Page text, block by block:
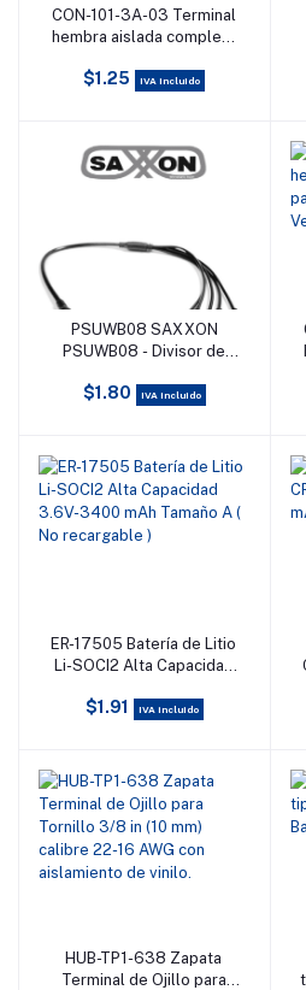
Añadir al carrito
CON-101-3A-03 Terminal
hembra aislada completa
Para baterías con terminal
$1.25 IVA incluido
Añadir al carrito
PSUWB08 SAXXON
PSUWB08 - Divisor de
Conector Hembra + 5
$1.80 IVA incluido
Añadir al carrito
ER-17505 Batería de Litio
Li-SOCI2 Alta Capacidad
A ( No recargable )
$1.91 IVA incluido
Añadir al carrito
HUB-TP1-638 Zapata
Terminal de Ojillo para